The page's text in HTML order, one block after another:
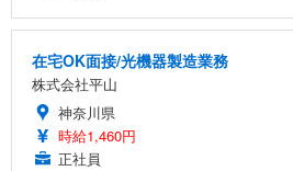
在宅OK面接/光機器製造業務
株式会社平山
神奈川県
時給1,460円
正社員